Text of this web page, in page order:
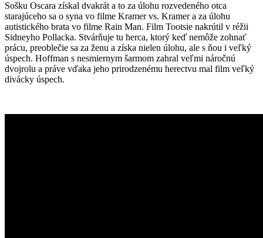
Sošku Oscara získal dvakrát a to za úlohu rozvedeného otca
starajúceho sa o syna vo filme Kramer vs. Kramer a za úlohu
autistického brata vo filme Rain Man. Film Tootsie nakrútil v réžii
Sidneyho Pollacka. Stvárňuje tu herca, ktorý keď nemôže zohnať
prácu, preoblečie sa za ženu a získa nielen úlohu, ale s ňou i veľký
úspech. Hoffman s nesmiernym šarmom zahral veľmi náročnú
dvojrolu a práve vďaka jeho prirodzenému herectvu mal film veľký
divácky úspech.